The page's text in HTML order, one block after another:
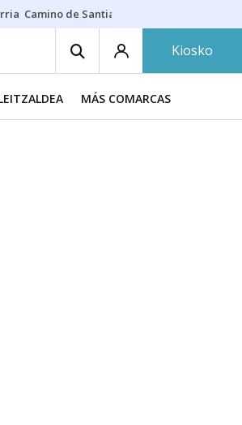
Camino de Santiago
Kiosko
MÁS COMARCAS